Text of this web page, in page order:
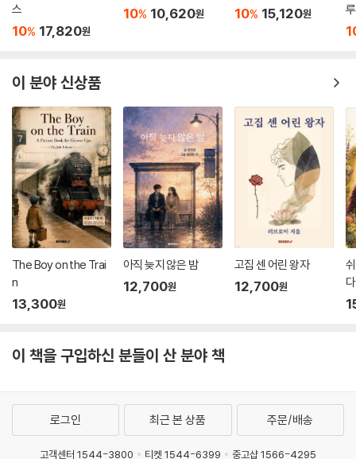
스
10% 17,820원
10% 10,620원 10% 15,120원
이 분야 신상품
The Boy on the Trai
n
13,300원
아직 늦지 않은 밤
12,700원
고집 센 어린 왕자
12,700원
다
이 책을 구입하신 분들이 산 분야 책
로그인 최근 본 상품 주문/배송
고객센터 1544-3800 티켓 1544-6399 중고샵 1566-4295